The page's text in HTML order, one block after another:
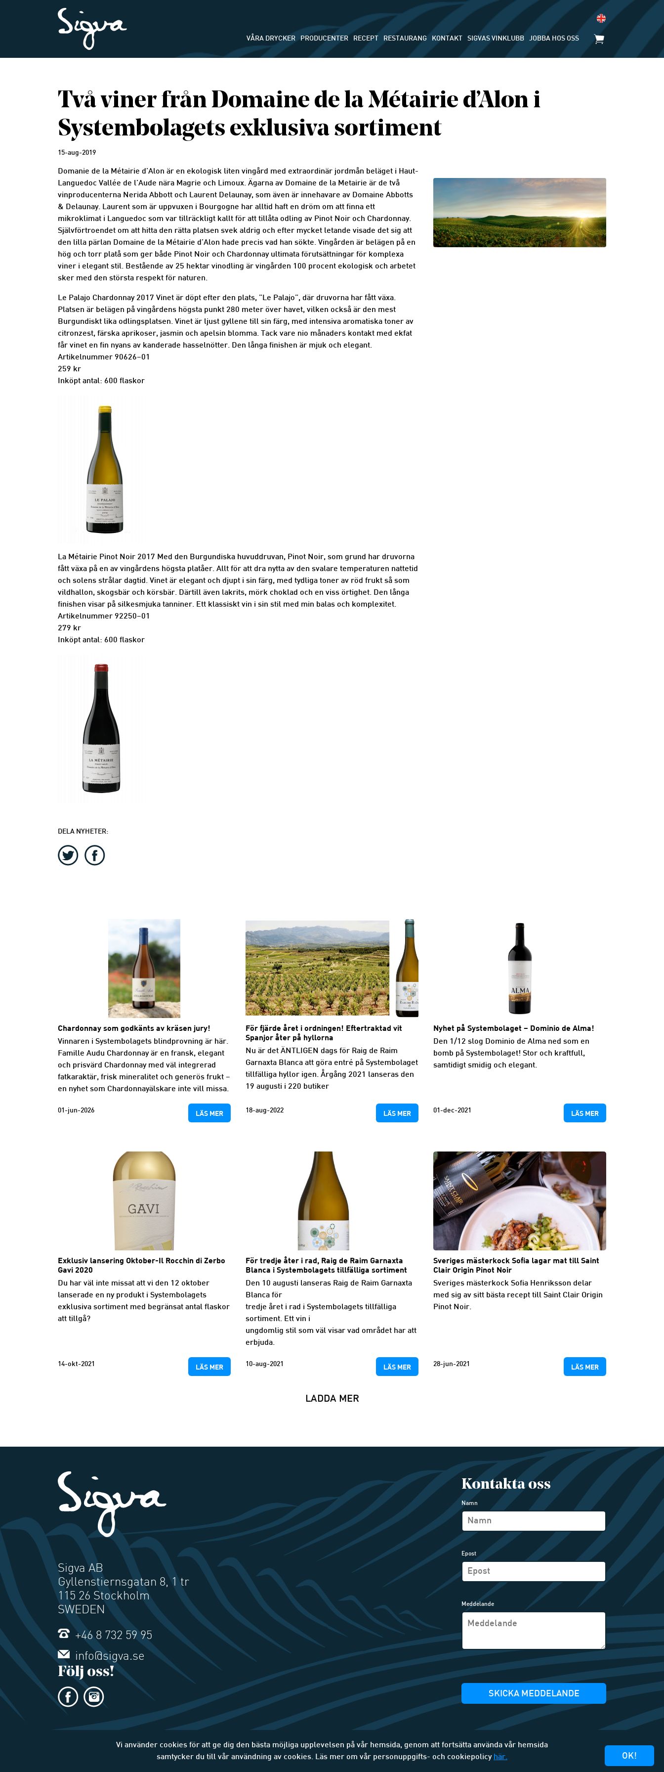
VÅRA DRYCKER PRODUCENTER RECEPT RESTAURANG KONTAKT SIGVAS VINKLUBB JOBBA HOS OSS
Två viner från Domaine de la Métairie d’Alon i
Systembolagets exklusiva sortiment
15-aug-2019
Domanie de la Métairie d’Alon är en ekologisk liten vingård med extraordinär jordmån beläget i Haut-
Languedoc Vallée de l’Aude nära Magrie och Limoux. Ägarna av Domaine de la Metairie är de två
vinproducenterna Nerida Abbott och Laurent Delaunay, som även är innehavare av Domaine Abbotts
& Delaunay. Laurent som är uppvuxen i Bourgogne har alltid haft en dröm om att finna ett
mikroklimat i Languedoc som var tillräckligt kallt för att tillåta odling av Pinot Noir och Chardonnay.
Självförtroendet om att hitta den rätta platsen svek aldrig och efter mycket letande visade det sig att
den lilla pärlan Domaine de la Métairie d’Alon hade precis vad han sökte. Vingården är belägen på en
hög och torr platå som ger både Pinot Noir och Chardonnay ultimata förutsättningar för komplexa
viner i elegant stil. Bestående av 25 hektar vinodling är vingården 100 procent ekologisk och arbetet
sker med den största respekt för naturen.
Le Palajo Chardonnay 2017 Vinet är döpt efter den plats, ”Le Palajo”, där druvorna har fått växa.
Platsen är belägen på vingårdens högsta punkt 280 meter över havet, vilken också är den mest
Burgundiskt lika odlingsplatsen. Vinet är ljust gyllene till sin färg, med intensiva aromatiska toner av
citronzest, färska aprikoser, jasmin och apelsin blomma. Tack vare nio månaders kontakt med ekfat
får vinet en fin nyans av kanderade hasselnötter. Den långa finishen är mjuk och elegant.
Artikelnummer 90626–01
259 kr
Inköpt antal: 600 flaskor
La Métairie Pinot Noir 2017 Med den Burgundiska huvuddruvan, Pinot Noir, som grund har druvorna
fått växa på en av vingårdens högsta platåer. Allt för att dra nytta av den svalare temperaturen nattetid
och solens strålar dagtid. Vinet är elegant och djupt i sin färg, med tydliga toner av röd frukt så som
vildhallon, skogsbär och körsbär. Därtill även lakrits, mörk choklad och en viss örtighet. Den långa
finishen visar på silkesmjuka tanniner. Ett klassiskt vin i sin stil med min balas och komplexitet.
Artikelnummer 92250–01
279 kr
Inköpt antal: 600 flaskor
DELA NYHETER:
Chardonnay som godkänts av kräsen jury!
Vinnaren i Systembolagets blindprovning är här.
Famille Audu Chardonnay är en fransk, elegant
och prisvärd Chardonnay med väl integrerad
fatkaraktär, frisk mineralitet och generös frukt –
en nyhet som Chardonnayälskare inte vill missa.
01-jun-2026 LÄS MER
För fjärde året i ordningen! Eftertraktad vit
Spanjor åter på hyllorna
Nu är det ÄNTLIGEN dags för Raig de Raim
Garnaxta Blanca att göra entré på Systembolaget
tillfälliga hyllor igen. Årgång 2021 lanseras den
19 augusti i 220 butiker
18-aug-2022 LÄS MER
Nyhet på Systembolaget – Dominio de Alma!
Den 1/12 slog Dominio de Alma ned som en
bomb på Systembolaget! Stor och kraftfull,
samtidigt smidig och elegant.
01-dec-2021 LÄS MER
Exklusiv lansering Oktober-Il Rocchin di Zerbo
Gavi 2020
Du har väl inte missat att vi den 12 oktober
lanserade en ny produkt i Systembolagets
exklusiva sortiment med begränsat antal flaskor
att tillgå?
14-okt-2021 LÄS MER
För tredje åter i rad, Raig de Raim Garnaxta
Blanca i Systembolagets tillfälliga sortiment
Den 10 augusti lanseras Raig de Raim Garnaxta
Blanca för
tredje året i rad i Systembolagets tillfälliga
sortiment. Ett vin i
ungdomlig stil som väl visar vad området har att
erbjuda.
10-aug-2021 LÄS MER
Sveriges mästerkock Sofia lagar mat till Saint
Clair Origin Pinot Noir
Sveriges mästerkock Sofia Henriksson delar
med sig av sitt bästa recept till Saint Clair Origin
Pinot Noir.
28-jun-2021 LÄS MER
LADDA MER
Sigva AB
Gyllenstiernsgatan 8, 1 tr
115 26 Stockholm
SWEDEN
+46 8 732 59 95
info@sigva.se
Följ oss!
Kontakta oss
Namn
Epost
Meddelande
SKICKA MEDDELANDE
Vi använder cookies för att ge dig den bästa möjliga upplevelsen på vår hemsida, genom att fortsätta använda vår hemsida
samtycker du till vår användning av cookies. Läs mer om vår personuppgifts- och cookiepolicy här. OK!